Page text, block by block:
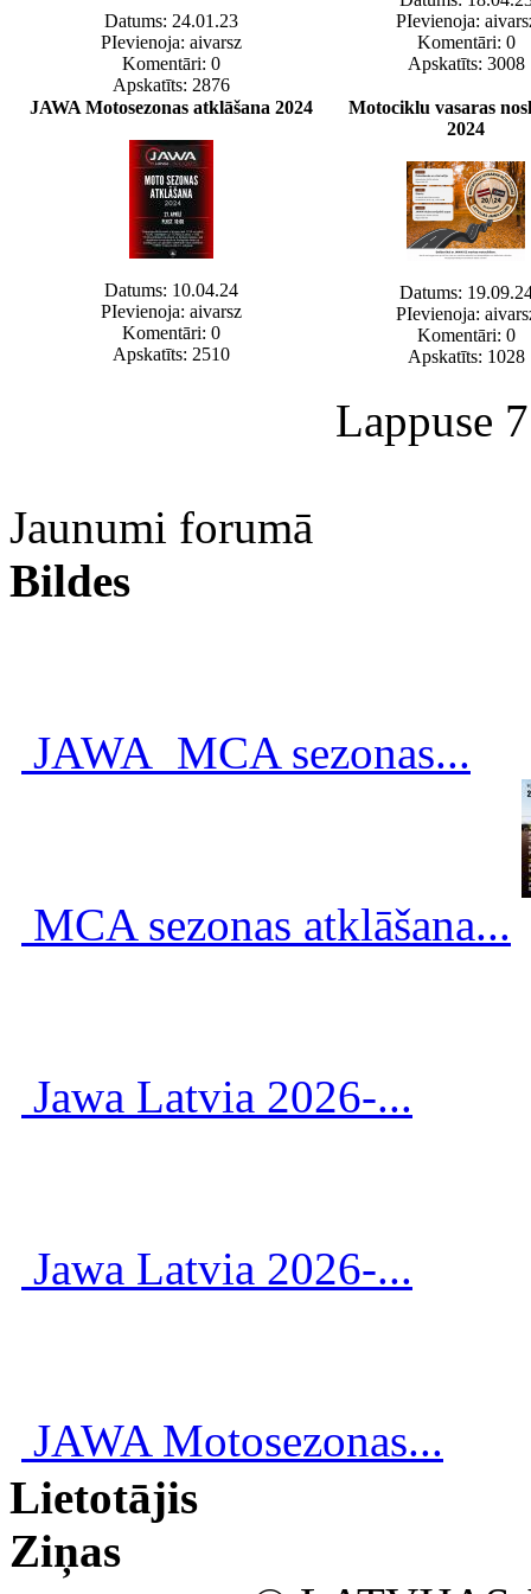
Datums: 24.01.23
PIevienoja: aivarsz
Komentāri: 0
Apskatīts: 2876
PIevienoja:
Komentāri: 0
Apskatīts: 3008
JAWA Motosezonas atklāšana 2024
Datums: 10.04.24
PIevienoja: aivarsz
Komentāri: 0
Apskatīts: 2510
Motociklu vasaras
2024
Datums:
PIevienoja:
Komentāri: 0
Apskatīts: 1028
Lappuse
Jaunumi forumā
Bildes
JAWA_MCA sezonas...
MCA sezonas atklāšana...
Jawa Latvia 2026-...
Jawa Latvia 2026-...
JAWA Motosezonas...
Lietotājis
Ziņas